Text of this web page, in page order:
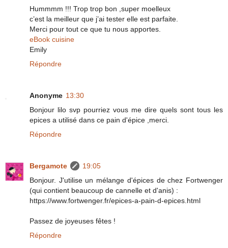
Hummmm !!! Trop trop bon ,super moelleux
c’est la meilleur que j’ai tester elle est parfaite.
Merci pour tout ce que tu nous apportes.
eBook cuisine
Emily
Répondre
Anonyme 13:30
Bonjour lilo svp pourriez vous me dire quels sont tous les
epices a utilisé dans ce pain d'épice ,merci.
Répondre
Bergamote
19:05
Bonjour. J'utilise un mélange d'épices de chez Fortwenger
(qui contient beaucoup de cannelle et d'anis) :
https://www.fortwenger.fr/epices-a-pain-d-epices.html
Passez de joyeuses fêtes !
Répondre